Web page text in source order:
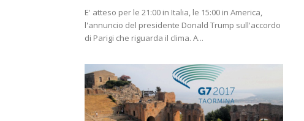
E' atteso per le 21:00 in Italia, le 15:00 in America,
l'annuncio del presidente Donald Trump sull'accordo
di Parigi che riguarda il clima. A...